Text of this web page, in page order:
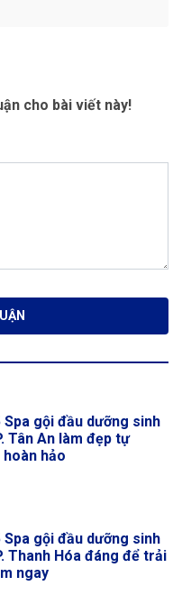
cho bài viết này!
Spa gội đầu dưỡng sinh
Tân An làm đẹp tự
hoàn hảo
Spa gội đầu dưỡng sinh
Thanh Hóa đáng để trải
ngay